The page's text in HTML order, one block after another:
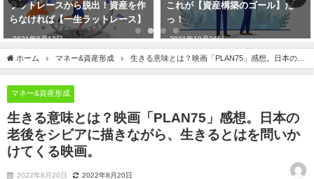
これが【資産構築のゴール】だ
っ！
2021年10月26日
与沢さんも加入している富裕層向
けユニバーサル生命保険【資産運
用】
ホーム マネー&資産形成
生きる意味とは？映画「PLAN75」感想。日本の老
後をシビアに描きながら、生きるとはを問いかけてくる映画。
マネー&資産形成
生きる意味とは？映画「PLAN75」感想。日本の
老後をシビアに描きながら、生きるとはを問いか
けてくる映画。
2022年8月20日 2022年8月20日